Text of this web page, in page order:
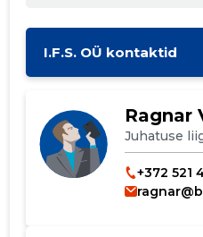
I.F.S. OÜ kontaktid
Ragnar
Juhatuse
+372 521